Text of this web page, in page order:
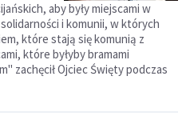
aby były miejscami w
i komunii, w których
które stają się komunią z
które byłyby bramami
zachęcił Ojciec Święty podczas